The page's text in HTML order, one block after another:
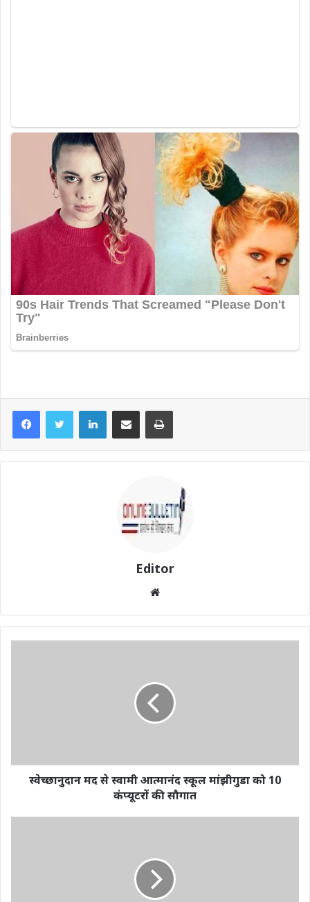
LinkedInShare via Email Print
Editor
Website
स्वेच्छानुदान मद से स्वामी आत्मानंद स्कूल मांझीगुडा को 10
कंप्यूटरों की सौगात